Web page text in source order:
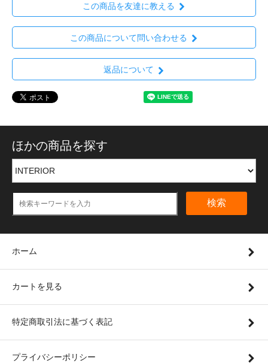
この商品を友達に教える
この商品について問い合わせる
返品について
ほかの商品を探す
検索
ホーム
カートを見る
特定商取引法に基づく表記
プライバシーポリシー